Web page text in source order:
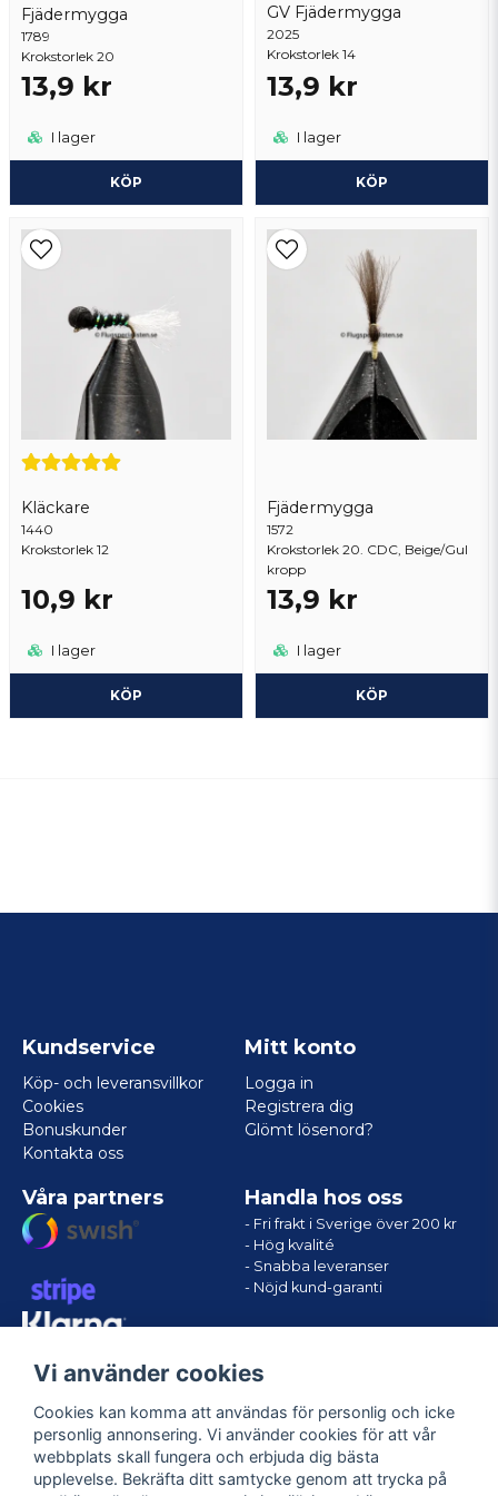
Fjädermygga
1789
Krokstorlek 20
13,9 kr
I lager
KÖP
GV Fjädermygga
2025
Krokstorlek 14
13,9 kr
I lager
KÖP
Kläckare
1440
Krokstorlek 12
10,9 kr
I lager
KÖP
Fjädermygga
1572
Krokstorlek 20. CDC, Beige/Gul
kropp
13,9 kr
I lager
KÖP
Skicka fråga
Kundservice
Köp- och leveransvillkor
Cookies
Bonuskunder
Kontakta oss
Mitt konto
Logga in
Registrera dig
Glömt lösenord?
Våra partners Handla hos oss
- Fri frakt i Sverige över 200 kr
- Hög kvalité
- Snabba leveranser
- Nöjd kund-garanti
Vi använder cookies
Cookies kan komma att användas för personlig och icke
personlig annonsering. Vi använder cookies för att vår
webbplats skall fungera och erbjuda dig bästa
upplevelse. Bekräfta ditt samtycke genom att trycka på